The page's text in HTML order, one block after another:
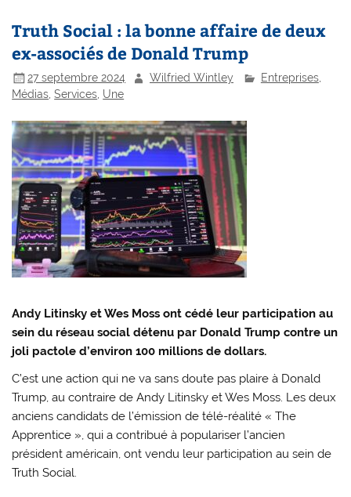
Truth Social : la bonne affaire de deux
ex-associés de Donald Trump
27 septembre 2024 Wilfried Wintley Entreprises,
Médias ,Services Une
Andy Litinsky et Wes Moss ont cédé leur participation au
sein du réseau social détenu par Donald Trump contre un
joli pactole d’environ 100 millions de dollars.
C’est une action qui ne va sans doute pas plaire à Donald
Trump, au contraire de Andy Litinsky et Wes Moss. Les deux
anciens candidats de l’émission de télé-réalité « The
Apprentice », qui a contribué à populariser l’ancien
président américain, ont vendu leur participation au sein de
Truth Social.